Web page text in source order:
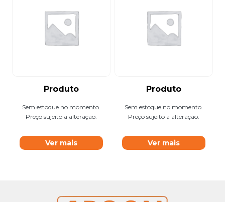
Produto
Sem estoque no momento.
Preço sujeito a alteração.
Ver mais
Produto
Sem estoque no momento.
Preço sujeito a alteração.
Ver mais